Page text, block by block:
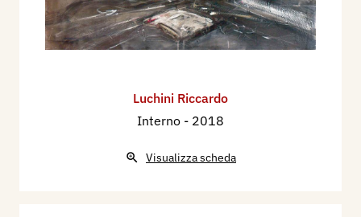
Luchini Riccardo
Interno - 2018
Visualizza scheda